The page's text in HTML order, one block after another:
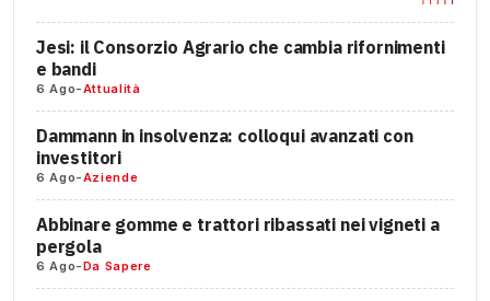
Jesi: il Consorzio Agrario che cambia rifornimenti
e bandi
6 Ago-Attualità
Dammann in insolvenza: colloqui avanzati con
investitori
6 Ago-Aziende
Abbinare gomme e trattori ribassati nei vigneti a
pergola
6 Ago-Da Sapere